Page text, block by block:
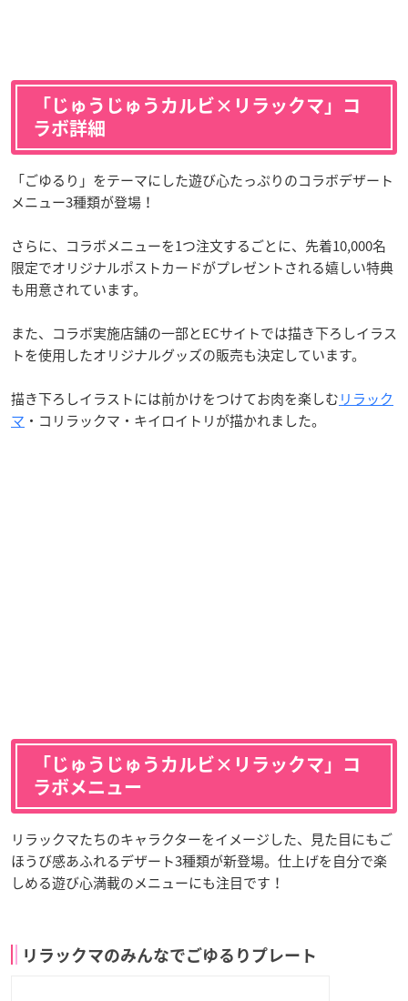
「じゅうじゅうカルビ×リラックマ」コ
ラボ詳細
「ごゆるり」をテーマにした遊び心たっぷりのコラボデザート
メニュー3種類が登場！
さらに、コラボメニューを1つ注文するごとに、先着10,000名
限定でオリジナルポストカードがプレゼントされる嬉しい特典
も用意されています。
また、コラボ実施店舗の一部とECサイトでは描き下ろしイラス
トを使用したオリジナルグッズの販売も決定しています。
描き下ろしイラストには前かけをつけてお肉を楽しむリラック
マ ・コリラックマ・キイロイトリが描かれました。
「じゅうじゅうカルビ×リラックマ」コ
ラボメニュー
リラックマたちのキャラクターをイメージした、見た目にもご
ほうび感あふれるデザート3種類が新登場。仕上げを自分で楽
しめる遊び心満載のメニューにも注目です！
リラックマのみんなでごゆるりプレート